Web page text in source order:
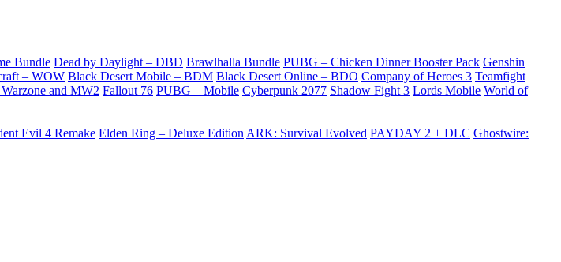
Bundle Dead by Daylight – DBD Brawlhalla Bundle PUBG – Chicken Dinner Booster Pack Genshin
– WOW Black Desert Mobile – BDM Black Desert Online – BDO Company of Heroes 3 Teamfight
and MW2 Fallout 76 PUBG – Mobile Cyberpunk 2077 Shadow Fight 3 Lords Mobile World of
Evil 4 Remake Elden Ring – Deluxe Edition ARK: Survival Evolved PAYDAY 2 + DLC Ghostwire: